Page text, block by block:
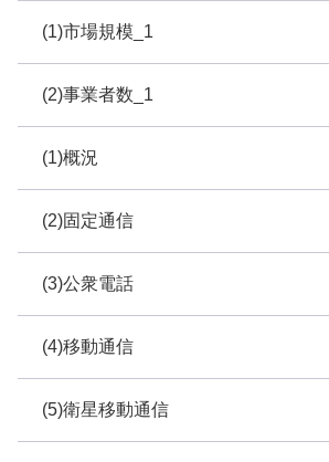
(1)市場規模_1
(2)事業者数_1
(1)概況
(2)固定通信
(3)公衆電話
(4)移動通信
(5)衛星移動通信